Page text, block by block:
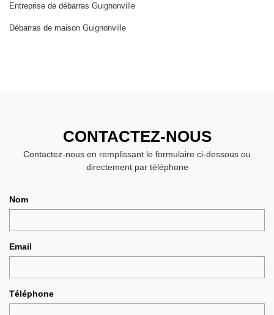
Entreprise de débarras Guignonville
Débarras de maison Guignonville
CONTACTEZ-NOUS
Contactez-nous en remplissant le formulaire ci-dessous ou
directement par téléphone
Nom
Email
Téléphone